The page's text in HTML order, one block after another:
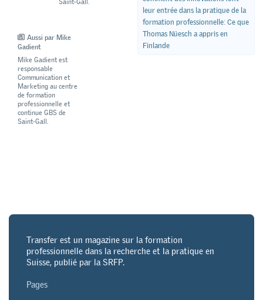
Aussi par Mike
Gadient
Mike Gadient est
responsable
Communication et
Marketing au centre
de formation
professionnelle et
continue GBS de
Saint-Gall.
leur entrée dans la pratique de la
formation professionnelle: Ce que
Thomas Nüesch a appris en
Finlande
Transfer est un magazine sur la formation
professionnelle dans la recherche et la pratique en
Suisse, publié par la SRFP.
Pages